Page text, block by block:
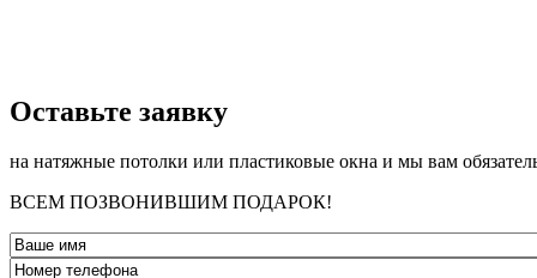
­Оставьте заявку
на натяжные потолки или пластиковые окна и мы вам
ВСЕМ ПОЗВОНИВШИМ ПОДАРОК!